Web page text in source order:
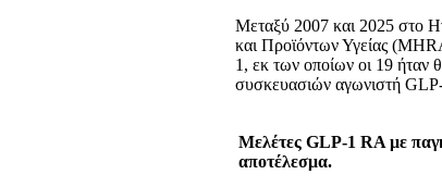
Μεταξύ 2007 και 2025 στο
και Προϊόντων Υγείας
1, εκ των οποίων οι 19 ήταν
συσκευασιών αγωνιστή GLP-
Μελέτες GLP-1 RA με
αποτέλεσμα.